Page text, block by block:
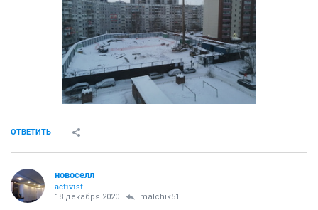
ОТВЕТИТЬ
новоселл
activist
18 декабря 2020 malchik51